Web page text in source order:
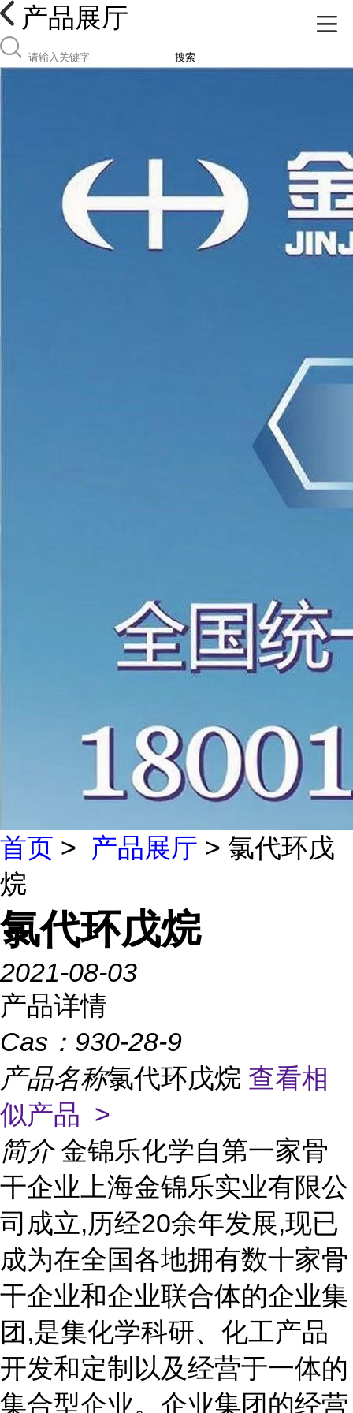
产品展厅
搜索
首页 > 产品展厅 > 氯代环戊
烷
氯代环戊烷
2021-08-03
产品详情
Cas： 930-28-9
产品名称氯代环戊烷 查看相
似产品 >
简介 金锦乐化学自第一家骨
干企业上海金锦乐实业有限公
司成立,历经20余年发展,现已
成为在全国各地拥有数十家骨
干企业和企业联合体的企业集
团,是集化学科研、化工产品
开发和定制以及经营于一体的
集合型企业。企业集团的经营